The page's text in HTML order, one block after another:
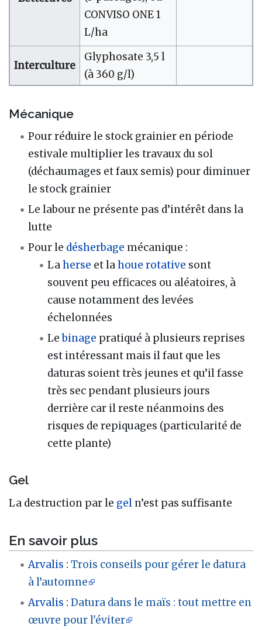
CONVISO ONE 1
L/ha
Interculture
Glyphosate 3,5 l
(à 360 g/l)
Mécanique
Pour réduire le stock grainier en période
estivale multiplier les travaux du sol
(déchaumages et faux semis) pour diminuer
le stock grainier
Le labour ne présente pas d’intérêt dans la
lutte
Pour le désherbage mécanique :
Laherse et lahoue rotative sont
souvent peu efficaces ou aléatoires, à
cause notamment des levées
échelonnées
Lebinage pratiqué à plusieurs reprises
est intéressant mais il faut que les
daturas soient très jeunes et qu’il fasse
très sec pendant plusieurs jours
derrière car il reste néanmoins des
risques de repiquages (particularité de
cette plante)
Gel
La destruction par le gel n’est pas suffisante
En savoir plus
Arvalis :Trois conseils pour gérer le datura
à l’automne
Arvalis :Datura dans le maïs : tout mettre en
œuvre pour l'éviter